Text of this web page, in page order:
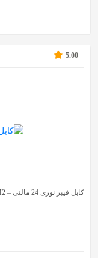
5.00
کابل فیبر نوری 24 مالتی – OM2